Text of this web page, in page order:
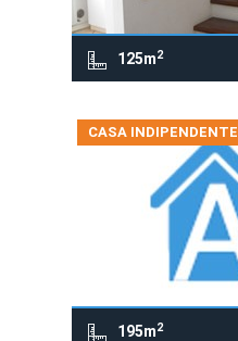
125m2
CASA INDIPENDENTE
195m2